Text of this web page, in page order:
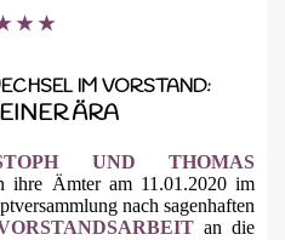
★ ★
IM VORSTAND:
ÄRA
UND THOMAS
ihre Ämter am 11.01.2020 im
nach sagenhaften
an die